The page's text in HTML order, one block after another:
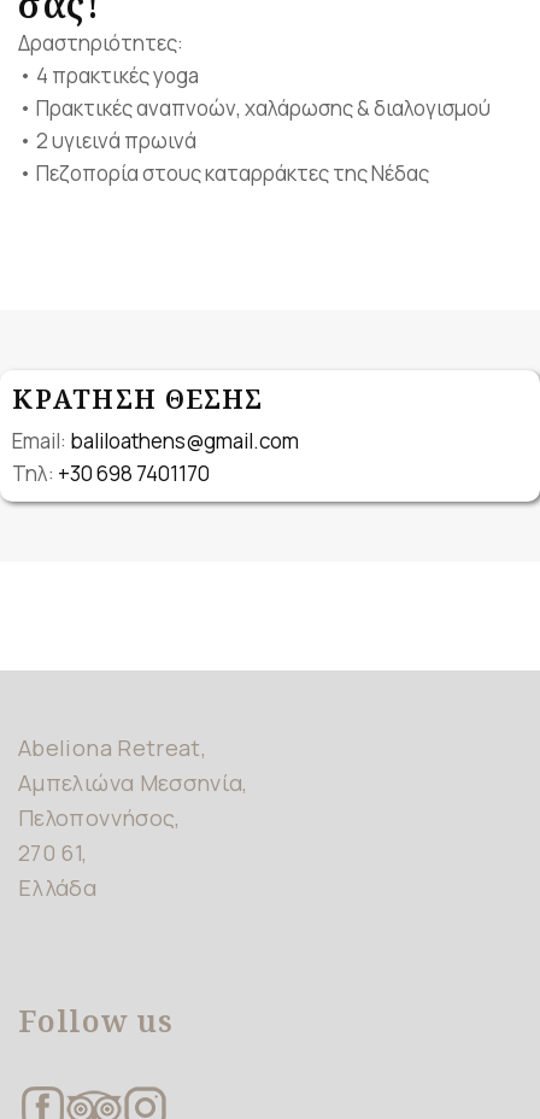
Δραστηριότητες:
• 4 πρακτικές yoga
• Πρακτικές αναπνοών, χαλάρωσης & διαλογισμού
• 2 υγιεινά πρωινά
• Πεζοπορία στους καταρράκτες της Νέδας
ΚΡΑΤΗΣΗ ΘΕΣΗΣ
Email: baliloathens@gmail.com
Τηλ: +30 698 7401170
Abeliona Retreat,
Αμπελιώνα Μεσσηνία,
Πελοποννήσος,
270 61,
Ελλάδα
Follow us